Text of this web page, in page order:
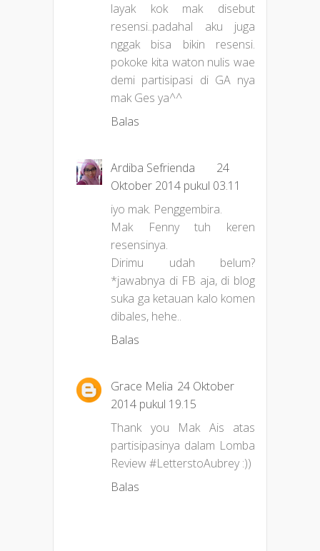
layak kok mak disebut
resensi..padahal aku juga
nggak bisa bikin resensi.
pokoke kita waton nulis wae
demi partisipasi di GA nya
mak Ges ya^^
Balas
Ardiba Sefrienda
24
Oktober 2014 pukul 03.11
iyo mak. Penggembira.
Mak Fenny tuh keren
resensinya.
Dirimu udah belum?
*jawabnya di FB aja, di blog
suka ga ketauan kalo komen
dibales, hehe..
Balas
Grace Melia 24 Oktober
2014 pukul 19.15
Thank you Mak Ais atas
partisipasinya dalam Lomba
Review #LetterstoAubrey :))
Balas